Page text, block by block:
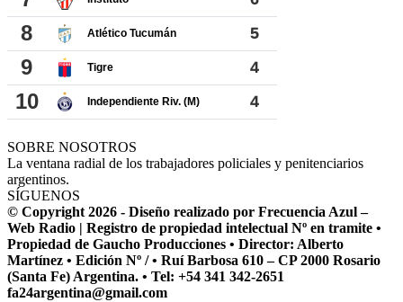
SOBRE NOSOTROS
La ventana radial de los trabajadores policiales y penitenciarios
argentinos.
SÍGUENOS
© Copyright 2026 - Diseño realizado por Frecuencia Azul –
Web Radio | Registro de propiedad intelectual Nº en tramite •
Propiedad de Gaucho Producciones • Director: Alberto
Martínez • Edición Nº / • Ruí Barbosa 610 – CP 2000 Rosario
(Santa Fe) Argentina. • Tel: +54 341 342-2651
fa24argentina@gmail.com